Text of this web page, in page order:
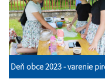
Deň obce 2023 - varenie